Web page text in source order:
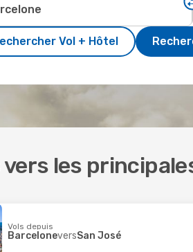
Vol + Hôtel
vers les
Vols depuis
BarceloneversSan José